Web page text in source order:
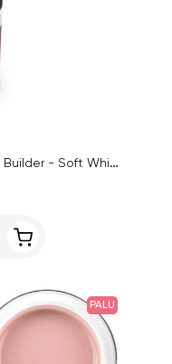
PALU UV/LED PRO Hard Shape Builder - Soft White, 45g
PALU